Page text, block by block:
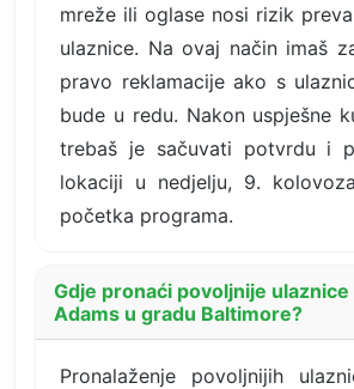
mreže ili oglase nosi rizik
ulaznice. Na ovaj način imaš
pravo reklamacije ako s
bude u redu. Nakon uspješne
trebaš je sačuvati potvrdu i
lokaciji u nedjelju, 9.
početka programa.
Gdje pronaći povoljnije ulaznice
Adams u gradu Baltimore?
Pronalaženje povoljnijih